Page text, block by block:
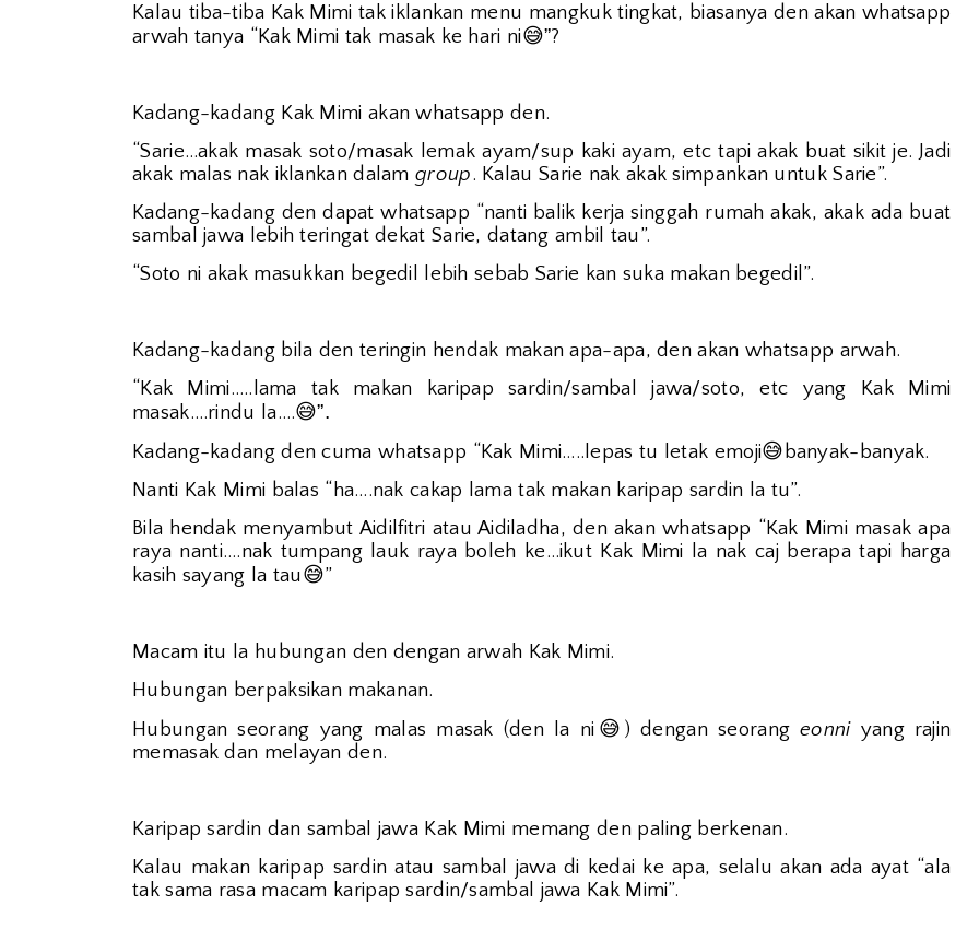
Kalau tiba-tiba Kak Mimi tak iklankan menu mangkuk tingkat, biasanya den akan whatsapp
arwah tanya “Kak Mimi tak masak ke hari ni😅”?
Kadang-kadang Kak Mimi akan whatsapp den.
“Sarie…akak masak soto/masak lemak ayam/sup kaki ayam, etc tapi akak buat sikit je. Jadi
akak malas nak iklankan dalamgroup. Kalau Sarie nak akak simpankan untuk Sarie”.
Kadang-kadang den dapat whatsapp “nanti balik kerja singgah rumah akak, akak ada buat
sambal jawa lebih teringat dekat Sarie, datang ambil tau”.
“Soto ni akak masukkan begedil lebih sebab Sarie kan suka makan begedil”.
Kadang-kadang bila den teringin hendak makan apa-apa, den akan whatsapp arwah.
“Kak Mimi…..lama tak makan karipap sardin/sambal jawa/soto, etc yang Kak Mimi
masak….rindu la….😅”.
Kadang-kadang den cuma whatsapp “Kak Mimi…..lepas tu letak emoji😅banyak-banyak.
Nanti Kak Mimi balas “ha….nak cakap lama tak makan karipap sardin la tu”.
Bila hendak menyambut Aidilfitri atau Aidiladha, den akan whatsapp “Kak Mimi masak apa
raya nanti….nak tumpang lauk raya boleh ke…ikut Kak Mimi la nak caj berapa tapi harga
kasih sayang la tau😅”
Macam itu la hubungan den dengan arwah Kak Mimi.
Hubungan berpaksikan makanan.
Hubungan seorang yang malas masak (den la ni 😅 ) dengan seorangeonniyang rajin
memasak dan melayan den.
Karipap sardin dan sambal jawa Kak Mimi memang den paling berkenan.
Kalau makan karipap sardin atau sambal jawa di kedai ke apa, selalu akan ada ayat “ala
tak sama rasa macam karipap sardin/sambal jawa Kak Mimi”.